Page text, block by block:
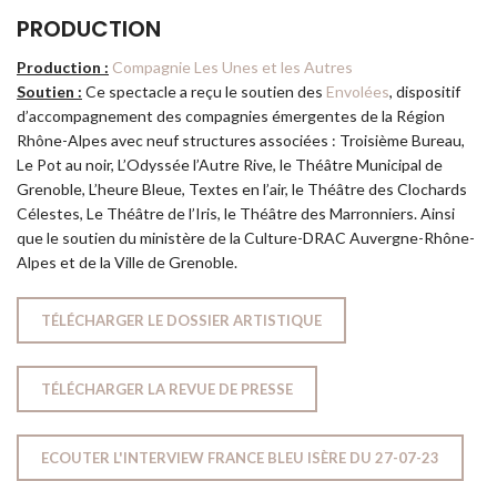
PRODUCTION
Production : Compagnie Les Unes et les Autres
Soutien : Ce spectacle a reçu le soutien des Envolées, dispositif
d’accompagnement des compagnies émergentes de la Région
Rhône-Alpes avec neuf structures associées : Troisième Bureau,
Le Pot au noir, L’Odyssée l’Autre Rive, le Théâtre Municipal de
Grenoble, L’heure Bleue, Textes en l’air, le Théâtre des Clochards
Célestes, Le Théâtre de l’Iris, le Théâtre des Marronniers. Ainsi
que le soutien du ministère de la Culture-DRAC Auvergne-Rhône-
Alpes et de la Ville de Grenoble.
TÉLÉCHARGER LE DOSSIER ARTISTIQUE
TÉLÉCHARGER LA REVUE DE PRESSE
ECOUTER L'INTERVIEW FRANCE BLEU ISÈRE DU 27-07-23